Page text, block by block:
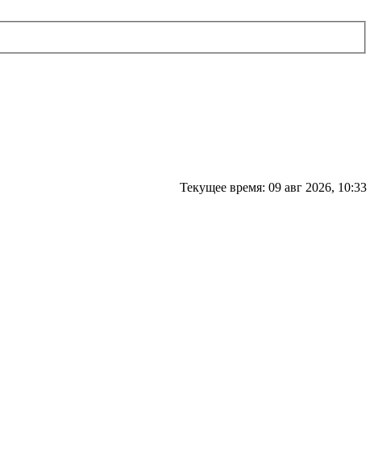
Текущее время: 09 авг 2026, 10:33